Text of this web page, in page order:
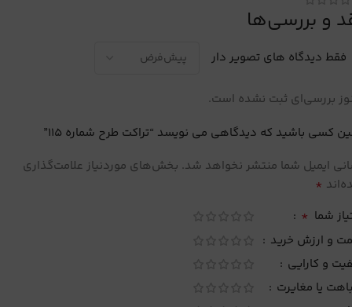
و بررسی‌ها
فقط دیدگاه های تصویر دار
بررسی‌ای ثبت نشده است.
کسی باشید که دیدگاهی می نویسد “تراکت طرح شماره 115”
ایمیل شما منتشر نخواهد شد. بخش‌های موردنیاز علامت‌گذاری
*
شما *
و ارزش خرید
و کارایی
یا مغایرت